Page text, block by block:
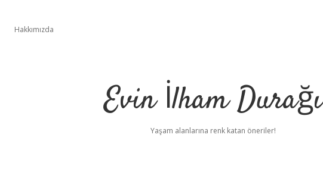
Hakkımızda
Evin İlham Durağı
Yaşam alanlarına renk katan öneriler!